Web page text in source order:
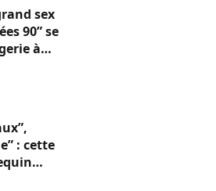
sex
90” se
à
au
: cette